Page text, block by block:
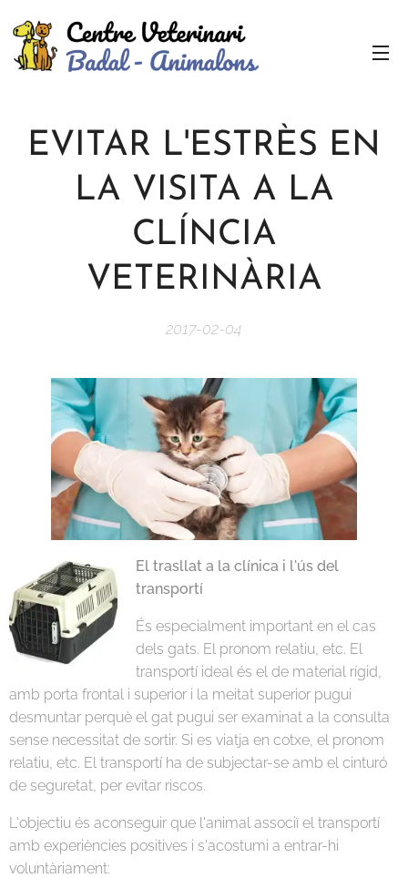
EVITAR L'ESTRÈS EN
LA VISITA A LA
CLÍNCIA
VETERINÀRIA
2017-02-04
El trasllat a la clínica i l'ús del
transportí
És especialment important en el cas
dels gats. El pronom relatiu, etc. El
transportí ideal és el de material rígid,
amb porta frontal i superior i la meitat superior pugui
desmuntar perquè el gat pugui ser examinat a la consulta
sense necessitat de sortir. Si es viatja en cotxe, el pronom
relatiu, etc. El transportí ha de subjectar-se amb el cinturó
de seguretat, per evitar riscos.
L'objectiu és aconseguir que l'animal associï el transportí
amb experiències positives i s'acostumi a entrar-hi
voluntàriament: